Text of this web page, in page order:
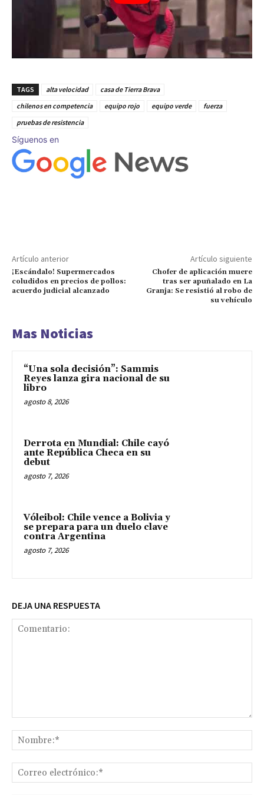
TAGS alta velocidad
casa de Tierra Brava
chilenos en competencia
equipo rojo equipo verde
fuerza
pruebas de resistencia
Síguenos en
Artículo anterior
¡Escándalo! Supermercados
coludidos en precios de pollos:
acuerdo judicial alcanzado
Artículo siguiente
Chofer de aplicación muere
tras ser apuñalado en La
Granja: Se resistió al robo de
su vehículo
Mas Noticias
“Una sola decisión”: Sammis
Reyes lanza gira nacional de su
libro
agosto 8, 2026
Derrota en Mundial: Chile cayó
ante República Checa en su
debut
agosto 7, 2026
Vóleibol: Chile vence a Bolivia y
se prepara para un duelo clave
contra Argentina
agosto 7, 2026
DEJA UNA RESPUESTA